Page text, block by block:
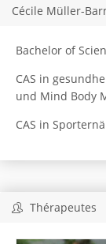
Cécile Müller-
Bachelor of
CAS in
und Mind Body
CAS in
Thérapeutes